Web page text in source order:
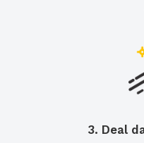
3. Deal